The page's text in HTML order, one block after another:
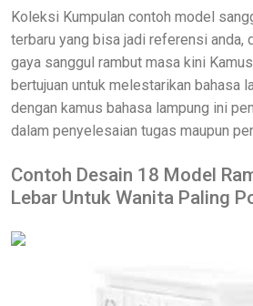
Koleksi Kumpulan contoh model
terbaru yang bisa jadi referensi anda,
gaya sanggul rambut masa kini
bertujuan untuk melestarikan bahasa
dengan kamus bahasa lampung ini
dalam penyelesaian tugas maupun
Contoh Desain 18 Model
Lebar Untuk Wanita Paling